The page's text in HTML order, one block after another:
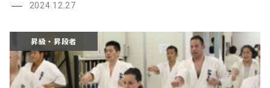
2024.12.27
昇級・昇段者